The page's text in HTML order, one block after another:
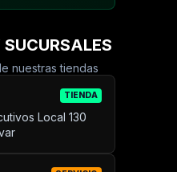
nuestras tiendas
TIENDA
Local 130